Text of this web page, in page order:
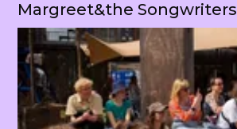
Margreet&the Songwriters